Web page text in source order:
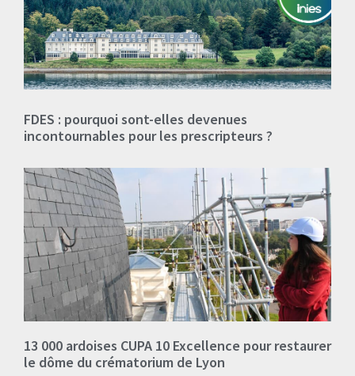
FDES : pourquoi sont-elles devenues
incontournables pour les prescripteurs ?
13 000 ardoises CUPA 10 Excellence pour restaurer
le dôme du crématorium de Lyon